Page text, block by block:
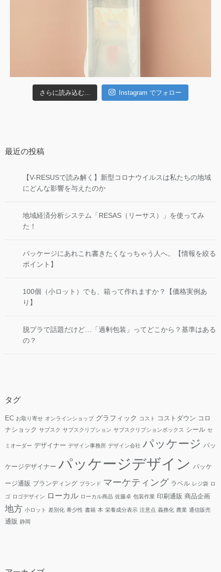
さらに読み込む... Instagram でフォロー
最近の投稿
【V-RESUSで読み解く】新型コロナウイルスは私たちの地域
にどんな影響を与えたのか
地域経済分析システム「RESAS（リーサス）」を使ってみ
た！
パッケージにあれこれ書きたくなっちゃう人へ。【情報を絞る
ポイント】
100個（小ロット）でも、箱って作れますか？【価格実例あ
り】
脱プラで話題だけど…「過剰包装」ってどこから？基準はある
の？
タグ
EC お取り寄せ オンラインショップ グラフィック コスト コストダウン コロ
ナショック サブスク サブスクリプション サブスクリプションボックス シール セ
ミオーダー デザイナー デザイン事務所 デザイン会社 パッケージ パッ
ケージデザイナー パッケージデザイン パッケ
ージ通販 ブランディング ブランド マーケティング ラベル レジ袋 ロ
ゴ ロゴデザイン ローカル ローカル商品 佐藤卓 包装作業 印刷通販 商品企画
地方 小ロット 差別化 希少性 書籍 本 栄養成分表示 注意点 義務化 農業 通信販売
通販 静岡